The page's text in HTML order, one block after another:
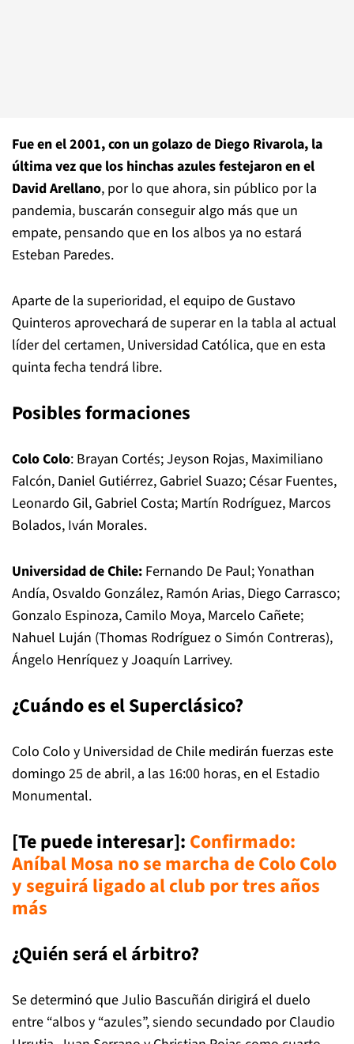
Fue en el 2001, con un golazo de Diego Rivarola, la
última vez que los hinchas azules festejaron en el
David Arellano, por lo que ahora, sin público por la
pandemia, buscarán conseguir algo más que un
empate, pensando que en los albos ya no estará
Esteban Paredes.
Aparte de la superioridad, el equipo de Gustavo
Quinteros aprovechará de superar en la tabla al actual
líder del certamen, Universidad Católica, que en esta
quinta fecha tendrá libre.
Posibles formaciones
Colo Colo: Brayan Cortés; Jeyson Rojas, Maximiliano
Falcón, Daniel Gutiérrez, Gabriel Suazo; César Fuentes,
Leonardo Gil, Gabriel Costa; Martín Rodríguez, Marcos
Bolados, Iván Morales.
Universidad de Chile: Fernando De Paul; Yonathan
Andía, Osvaldo González, Ramón Arias, Diego Carrasco;
Gonzalo Espinoza, Camilo Moya, Marcelo Cañete;
Nahuel Luján (Thomas Rodríguez o Simón Contreras),
Ángelo Henríquez y Joaquín Larrivey.
¿Cuándo es el Superclásico?
Colo Colo y Universidad de Chile medirán fuerzas este
domingo 25 de abril, a las 16:00 horas, en el Estadio
Monumental.
[Te puede interesar]: Confirmado:
Aníbal Mosa no se marcha de Colo Colo
y seguirá ligado al club por tres años
más
¿Quién será el árbitro?
Se determinó que Julio Bascuñán dirigirá el duelo
entre “albos y “azules”, siendo secundado por Claudio